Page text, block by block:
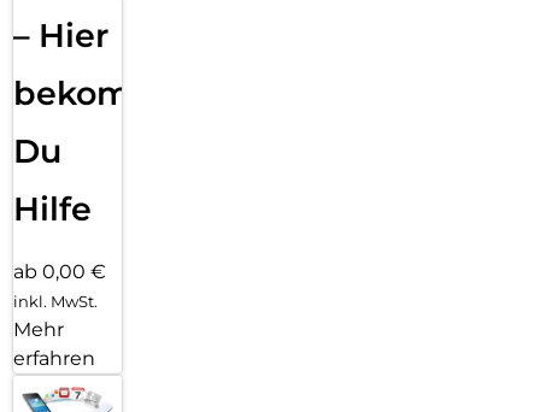
– Hier
bekommst
Du
Hilfe
ab 0,00 €
inkl. MwSt.
Mehr
erfahren